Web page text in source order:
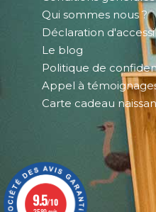
Qui sommes nous ?
Déclaration
Le blog
Politique de
Appel à
Carte cadeau
9.5/10